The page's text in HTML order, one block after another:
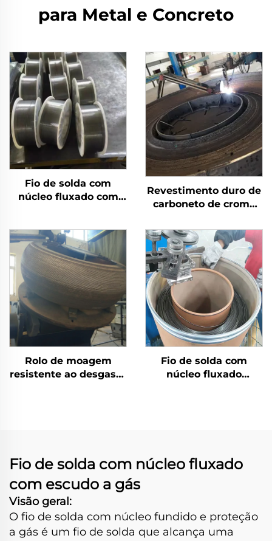
para Metal e Concreto
Fio de solda com
núcleo fluxado com
Revestimento duro de
carboneto de cromo
desgaste na mesa de
moagem
Rolo de moagem
resistente ao desgaste
Fio de solda com
núcleo fluxado
Fio de solda com núcleo fluxado
com escudo a gás
Visão geral:
O fio de solda com núcleo fundido e proteção
a gás é um fio de solda que alcança uma